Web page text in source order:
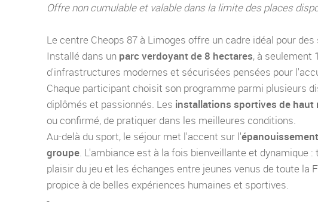
Offre non cumulable et valable dans la limite des places
Le centre Cheops 87 à Limoges offre un cadre idéal pour
Installé dans un parc verdoyant de 8 hectares, à seulement
d'infrastructures modernes et sécurisées pensées pour
Chaque participant choisit son programme parmi plusieurs
diplômés et passionnés. Les installations sportives de haut
ou confirmé, de pratiquer dans les meilleures conditions.
Au-delà du sport, le séjour met l'accent sur l'
groupe. L'ambiance est à la fois bienveillante et dynamique
plaisir du jeu et les échanges entre jeunes venus de toute la
propice à de belles expériences humaines et sportives.
-